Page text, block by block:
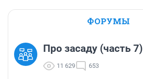
ФОРУМЫ
Про засаду (часть 7)
11 629 653